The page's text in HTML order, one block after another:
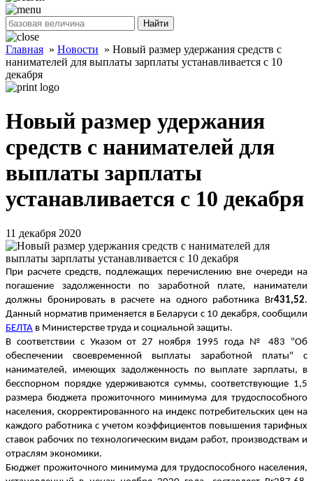
Найти
Главная » Новости » Новый размер удержания средств с
нанимателей для выплаты зарплаты устанавливается с 10
декабря
Новый размер удержания
средств с нанимателей для
выплаты зарплаты
устанавливается с 10 декабря
11 декабря 2020
При расчете средств, подлежащих перечислению вне очереди на
погашение задолженности по заработной плате, наниматели
должны бронировать в расчете на одного работника Br431,52.
Данный норматив применяется в Беларуси с 10 декабря, сообщили
БЕЛТА в Министерстве труда и социальной защиты.
В соответствии с Указом от 27 ноября 1995 года № 483 "Об
обеспечении своевременной выплаты заработной платы" с
нанимателей, имеющих задолженность по выплате зарплаты, в
бесспорном порядке удерживаются суммы, соответствующие 1,5
размера бюджета прожиточного минимума для трудоспособного
населения, скорректированного на индекс потребительских цен на
каждого работника с учетом коэффициентов повышения тарифных
ставок рабочих по технологическим видам работ, производствам и
отраслям экономики.
Бюджет прожиточного минимума для трудоспособного населения,